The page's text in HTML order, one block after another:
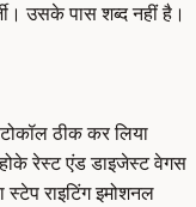
उसके पास शब्द नहीं है।
ठीक कर लिया
रेस्ट एंड डाइजेस्ट वेगस
राइटिंग इमोशनल